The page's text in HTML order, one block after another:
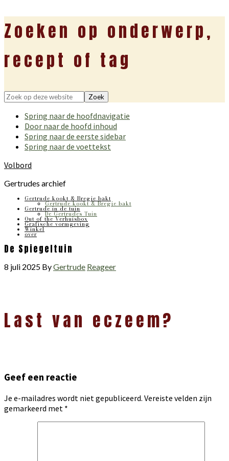
Zoeken op onderwerp,
recept of tag
Zoek
deze
website
Spring naar de hoofdnavigatie
Door naar de hoofd inhoud
Spring naar de eerste sidebar
Spring naar de voettekst
Volbord
Gertrudes archief
Gertrude kookt & Bregje bakt
Gertrude kookt & Bregje bakt
Gertrude in de tuin
De Gertrudes Tuin
Out of the Verhuisbox
Grafische vormgeving
Winkel
over
De Spiegeltuin
8 juli 2025 ByGertrude Reageer
Interacties
Last van eczeem?
Geef een reactie
Je e-mailadres wordt niet gepubliceerd. Vereiste velden zijn
gemarkeerd met *